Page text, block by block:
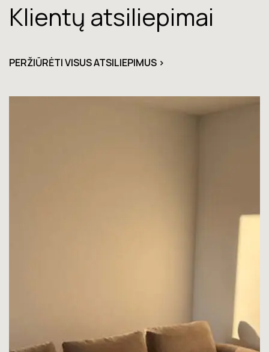
Klientų atsiliepimai
PERŽIŪRĖTI VISUS ATSILIEPIMUS >